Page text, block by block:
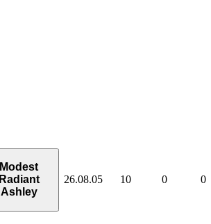
Modest
Radiant
Ashley
26.08.05 10 0 0